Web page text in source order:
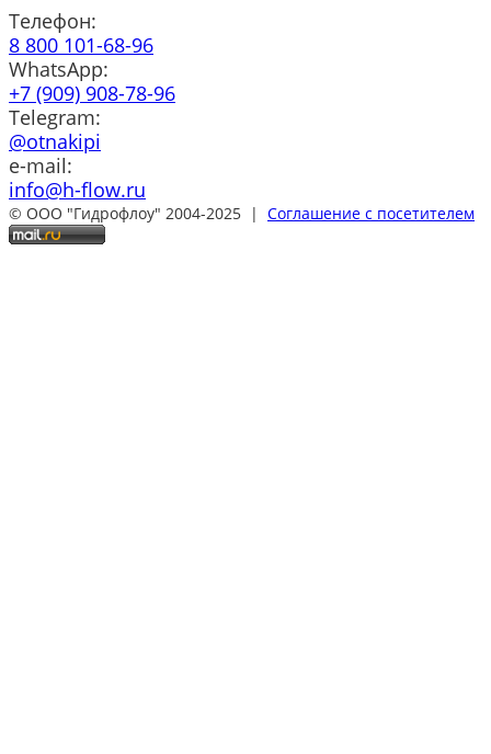
Телефон:
8 800 101-68-96
WhatsApp:
+7 (909) 908-78-96
Telegram:
@otnakipi
e-mail:
info@h-flow.ru
© ООО "Гидрофлоу" 2004-2025 | Соглашение с посетителем